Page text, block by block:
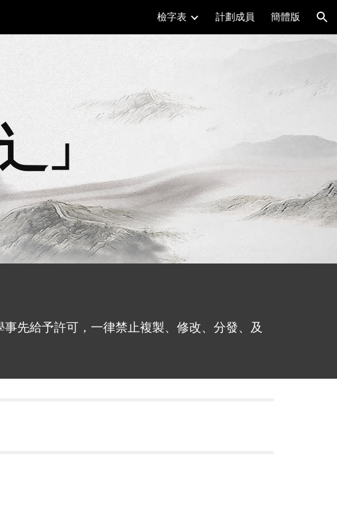
檢字表 計劃成員 簡體版
辶 」
先給予許可，一律禁止複製、修改、分發、及